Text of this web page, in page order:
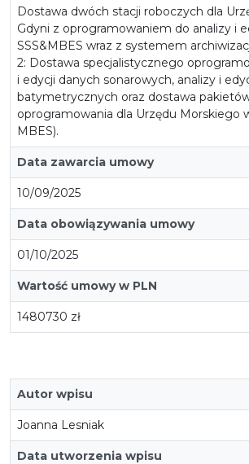
Dostawa dwóch stacji roboczych dla
Gdyni z oprogramowaniem do analizy i
SSS&MBES wraz z systemem
2: Dostawa specjalistycznego
i edycji danych sonarowych, analizy i
batymetrycznych oraz dostawa
oprogramowania dla Urzędu Morskiego
MBES).
Data zawarcia umowy
10/09/2025
Data obowiązywania umowy
01/10/2025
Wartość umowy w PLN
1480730 zł
Autor wpisu
Joanna Lesniak
Data utworzenia wpisu